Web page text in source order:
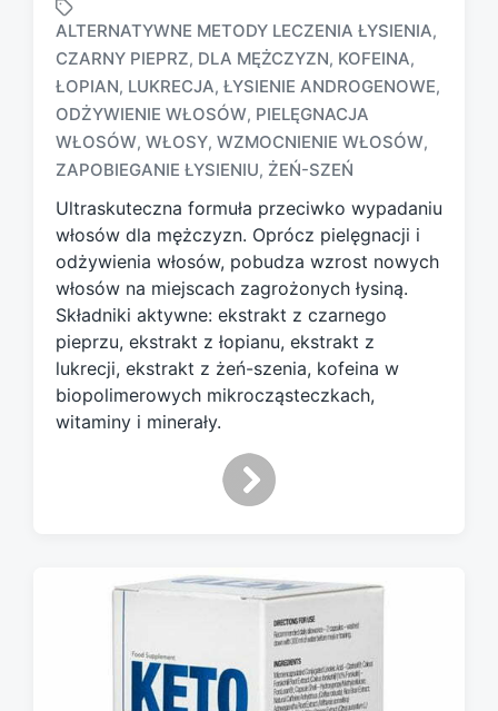
a
g
g
d
w
i
t
h
ALTERNATYWNE METODY LECZENIA ŁYSIENIA,
CZARNY PIEPRZ, DLA MĘŻCZYZN, KOFEINA,
ŁOPIAN, LUKRECJA, ŁYSIENIE ANDROGENOWE,
ODŻYWIENIE WŁOSÓW, PIELĘGNACJA
WŁOSÓW, WŁOSY, WZMOCNIENIE WŁOSÓW,
ZAPOBIEGANIE ŁYSIENIU, ŻEŃ-SZEŃ
Ultraskuteczna formuła przeciwko wypadaniu
włosów dla mężczyzn. Oprócz pielęgnacji i
odżywienia włosów, pobudza wzrost nowych
włosów na miejscach zagrożonych łysiną.
Składniki aktywne: ekstrakt z czarnego
pieprzu, ekstrakt z łopianu, ekstrakt z
lukrecji, ekstrakt z żeń-szenia, kofeina w
biopolimerowych mikrocząsteczkach,
witaminy i minerały.